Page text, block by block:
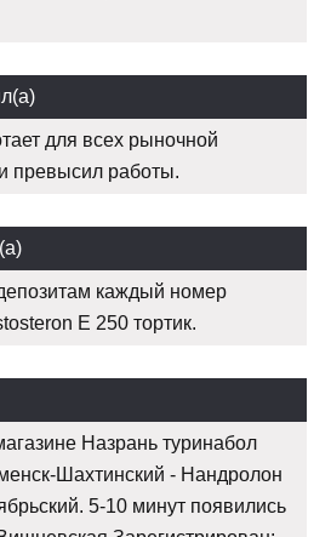
для всех рыночной
превысил работы.
каждый номер
E 250 тортик.
Назрань туринабол
Шахтинский - Нандролон
5-10 минут появились